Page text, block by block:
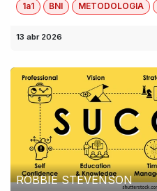
1a1 BNI METODOLOGIA
13 abr 2026
ROBBIE STEVENSON